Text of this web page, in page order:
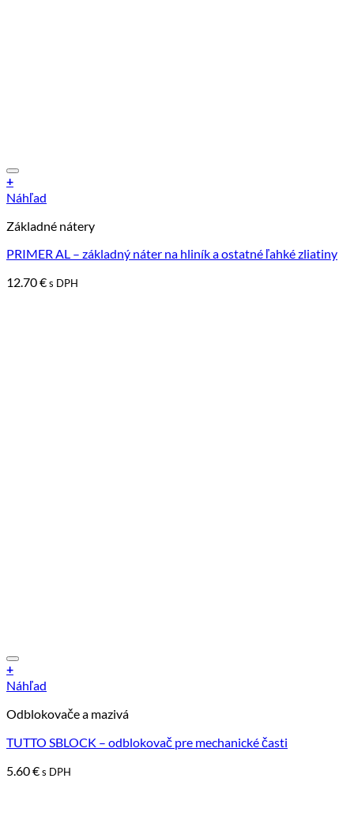
+
Náhľad
Základné nátery
PRIMER AL – základný náter na hliník a ostatné ľahké zliatiny
12.70€s DPH
+
Náhľad
Odblokovače a mazivá
TUTTO SBLOCK – odblokovač pre mechanické časti
5.60€s DPH